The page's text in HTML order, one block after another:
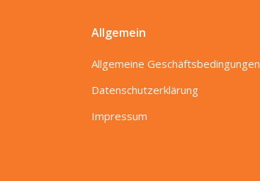
Allgemein
Allgemeine Geschäftsbedingungen
Datenschutzerklärung
Impressum